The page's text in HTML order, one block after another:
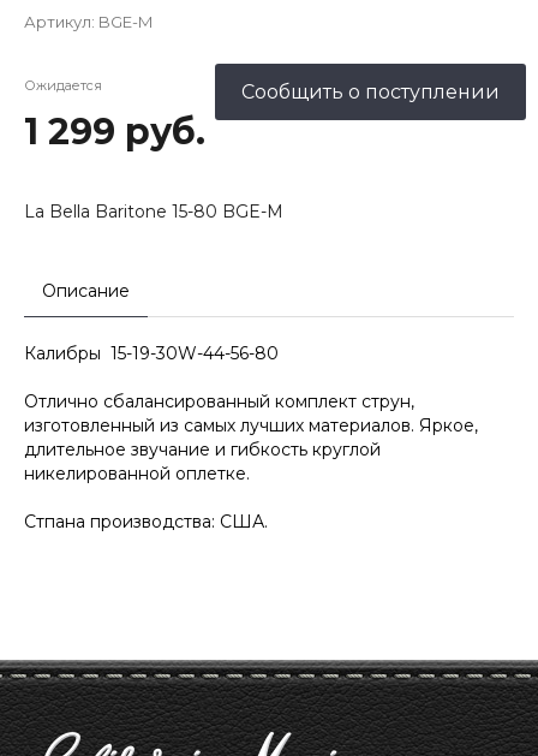
Артикул: BGE-M
Ожидается
1 299 руб.
Сообщить о поступлении
La Bella Baritone 15-80 BGE-M
Описание
Калибры 15-19-30W-44-56-80
Отлично сбалансированный комплект струн,
изготовленный из самых лучших материалов. Яркое,
длительное звучание и гибкость круглой
никелированной оплетке.
Стпана производства: США.